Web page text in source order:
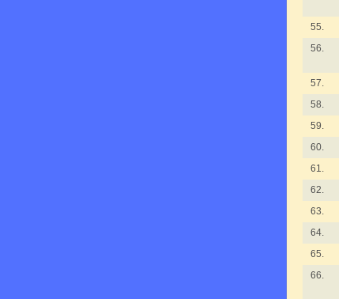
55.
56.
57.
58.
59.
60.
61.
62.
63.
64.
65.
66.